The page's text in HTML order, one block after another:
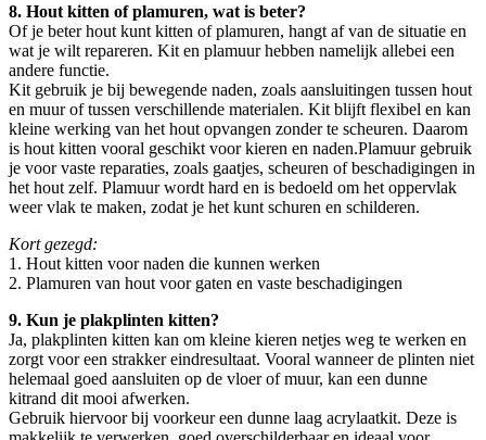
8. Hout kitten of plamuren, wat is beter?
Of je beter hout kunt kitten of plamuren, hangt af van de situatie en
wat je wilt repareren. Kit en plamuur hebben namelijk allebei een
andere functie.
Kit gebruik je bij bewegende naden, zoals aansluitingen tussen hout
en muur of tussen verschillende materialen. Kit blijft flexibel en kan
kleine werking van het hout opvangen zonder te scheuren. Daarom
is hout kitten vooral geschikt voor kieren en naden.Plamuur gebruik
je voor vaste reparaties, zoals gaatjes, scheuren of beschadigingen in
het hout zelf. Plamuur wordt hard en is bedoeld om het oppervlak
weer vlak te maken, zodat je het kunt schuren en schilderen.
Kort gezegd:
1. Hout kitten voor naden die kunnen werken
2. Plamuren van hout voor gaten en vaste beschadigingen
9. Kun je plakplinten kitten?
Ja, plakplinten kitten kan om kleine kieren netjes weg te werken en
zorgt voor een strakker eindresultaat. Vooral wanneer de plinten niet
helemaal goed aansluiten op de vloer of muur, kan een dunne
kitrand dit mooi afwerken.
Gebruik hiervoor bij voorkeur een dunne laag acrylaatkit. Deze is